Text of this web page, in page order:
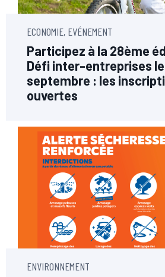
ECONOMIE, EVÉNEMENT
Participez à la 28ème
Défi inter-entreprises
septembre : les
ouvertes
ENVIRONNEMENT